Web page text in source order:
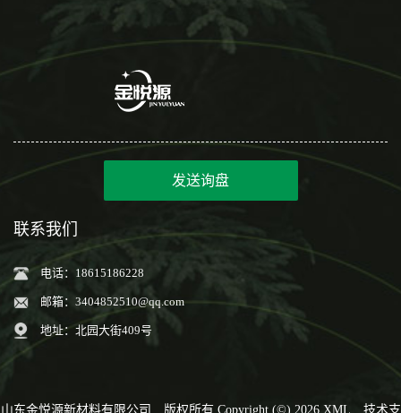
发送询盘
联系我们
电话：18615186228
邮箱： 3404852510@qq.com
地址：北园大街409号
山东金悦源新材料有限公司 版权所有 Copyright (©) 2026 XML 技术支